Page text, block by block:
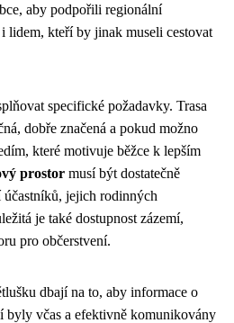
aby podpořili regionální
lidem, kteří by jinak museli cestovat
specifické požadavky. Trasa
dobře značená a pokud možno
které motivuje běžce k lepším
prostor musí být dostatečně
účastníků, jejich rodinných
je také dostupnost zázemí,
pro občerstvení.
dbají na to, aby informace o
byly včas a efektivně komunikovány